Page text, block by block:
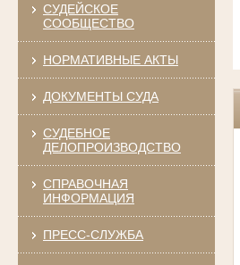
СУДЕЙСКОЕ
СООБЩЕСТВО
НОРМАТИВНЫЕ АКТЫ
ДОКУМЕНТЫ СУДА
СУДЕБНОЕ
ДЕЛОПРОИЗВОДСТВО
СПРАВОЧНАЯ
ИНФОРМАЦИЯ
ПРЕСС-СЛУЖБА